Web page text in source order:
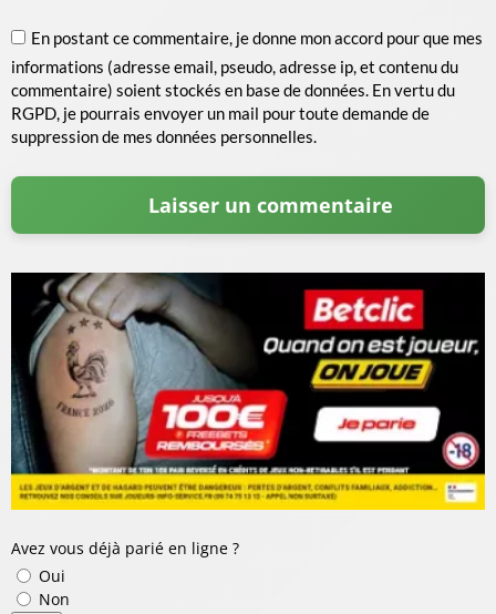
En postant ce commentaire, je donne mon accord pour que mes
informations (adresse email, pseudo, adresse ip, et contenu du
commentaire) soient stockés en base de données. En vertu du
RGPD, je pourrais envoyer un mail pour toute demande de
suppression de mes données personnelles.
Avez vous déjà parié en ligne ?
Oui
Non